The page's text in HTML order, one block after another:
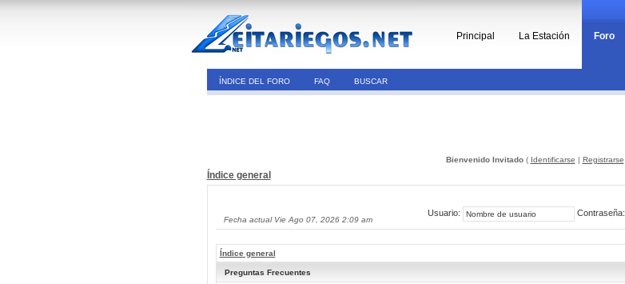
Principal La Estación Foro
ÍNDICE DEL FORO FAQ BUSCAR
Bienvenido Invitado( Identificarse | Registrarse
Índice general
Fecha actual Vie Ago 07, 2026 2:09 am
Usuario: Contraseña:
Índice general
Preguntas Frecuentes